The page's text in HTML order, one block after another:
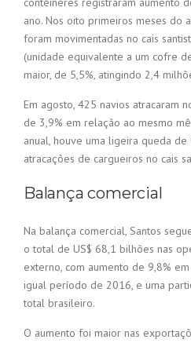
ano. Nos oito primeiros meses do
foram movimentadas no cais
(unidade equivalente a um cofre
maior, de 5,5%, atingindo 2,4
Em agosto, 425 navios atracaram
de 3,9% em relação ao mesmo
anual, houve uma ligeira queda
atracações de cargueiros no cais
Balança comercial
Na balança comercial, Santos
o total de US$ 68,1 bilhões nas
externo, com aumento de 9,8%
igual período de 2016, e uma
total brasileiro.
O aumento foi maior nas